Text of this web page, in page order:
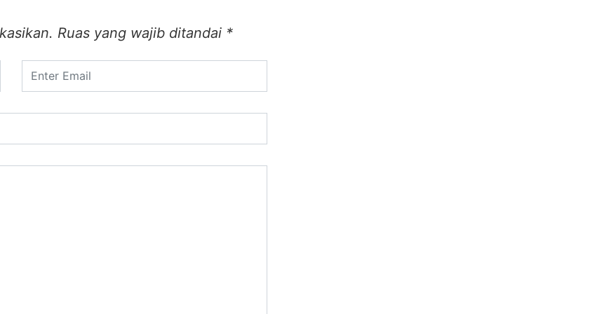
Ruas yang wajib ditandai *